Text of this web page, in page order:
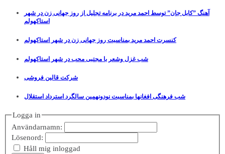
آهنگ ”کابل جان” توسط احمد مرید در برنامه تجلیل از روز جهانی زن در شهر
استاکهولم
کنسرت احمد مرید بمناسبت روز جهانی زن در شهر استاکهولم
شب غزل وشعر با مجتبی محب در شهر استاکهولم
شرکت قالین فروشی
شب فرهنگی افغانها بمناسبت نودونهمین سالگرد استرداد استقلال
Logga in
Användarnamn:
Lösenord:
Håll mig inloggad